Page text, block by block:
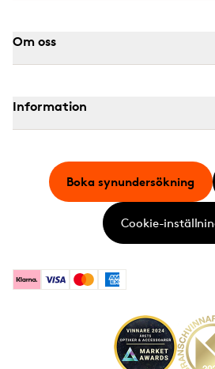
Om oss
Information
KlarnaVisa MastercardAmerican Express
Boka synundersökning
Cookie-